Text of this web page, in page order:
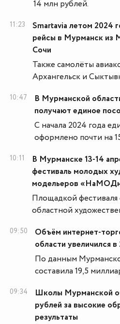
14 млн рублей.
11:23
Smartavia летом 2024
рейсы в Мурманск из
Сочи
Также самолёты
Архангельск и
10:47
В Мурманской
получают единое
С начала 2024 года
оформлено почти на
10:11
В Мурманске 13-14
фестиваль молодых
модельеров
Площадкой
областной
09:50
Объём интернет-
области увеличился
По данным
составила 19,5
09:34
Школы Мурманской
рублей за высокие
результаты